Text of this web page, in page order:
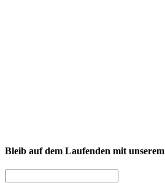
Bleib auf dem Laufenden mit